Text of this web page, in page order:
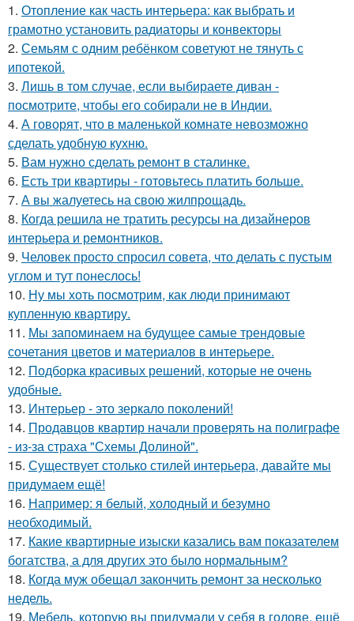
1. Отопление как часть интерьера: как выбрать и
грамотно установить радиаторы и конвекторы
2. Семьям с одним ребёнком советуют не тянуть с
ипотекой.
3. Лишь в том случае, если выбираете диван -
посмотрите, чтобы его собирали не в Индии.
4. А говорят, что в маленькой комнате невозможно
сделать удобную кухню.
5. Вам нужно сделать ремонт в сталинке.
6. Есть три квартиры - готовьтесь платить больше.
7. А вы жалуетесь на свою жилпрощадь.
8. Когда решила не тратить ресурсы на дизайнеров
интерьера и ремонтников.
9. Человек просто спросил совета, что делать с пустым
углом и тут понеслось!
10. Ну мы хоть посмотрим, как люди принимают
купленную квартиру.
11. Мы запоминаем на будущее самые трендовые
сочетания цветов и материалов в интерьере.
12. Подборка красивых решений, которые не очень
удобные.
13. Интерьер - это зеркало поколений!
14. Продавцов квартир начали проверять на полиграфе
- из-за страха "Схемы Долиной".
15. Существует столько стилей интерьера, давайте мы
придумаем ещё!
16. Например: я белый, холодный и безумно
необходимый.
17. Какие квартирные изыски казались вам показателем
богатства, а для других это было нормальным?
18. Когда муж обещал закончить ремонт за несколько
недель.
19. Мебель, которую вы придумали у себя в голове, ещё